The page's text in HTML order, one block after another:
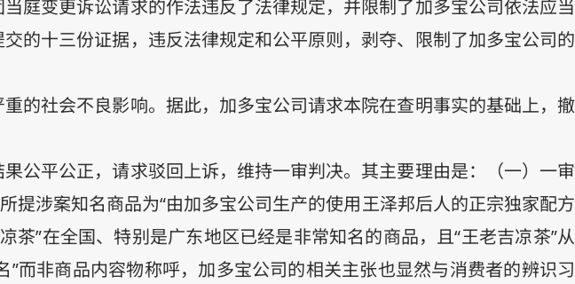
庭变更诉讼请求的作法违反了法律规定，并限制了加多宝公司依法应当
的十三份证据，违反法律规定和公平原则，剥夺、限制了加多宝公司的
的社会不良影响。据此，加多宝公司请求本院在查明事实的基础上，撤
公平公正，请求驳回上诉，维持一审判决。其主要理由是：（一）一审
提涉案知名商品为“由加多宝公司生产的使用王泽邦后人的正宗独家配方
茶”在全国、特别是广东地区已经是非常知名的商品，且“王老吉凉茶”从
而非商品内容物称呼，加多宝公司的相关主张也显然与消费者的辨识习